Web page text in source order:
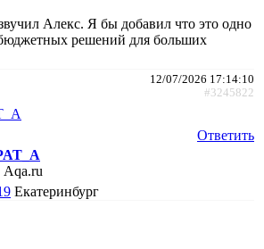
Алекс. Я бы добавил что это одно
решений для больших
12/07/2026 17:14:10
#3245822
Ответить
Екатеринбург